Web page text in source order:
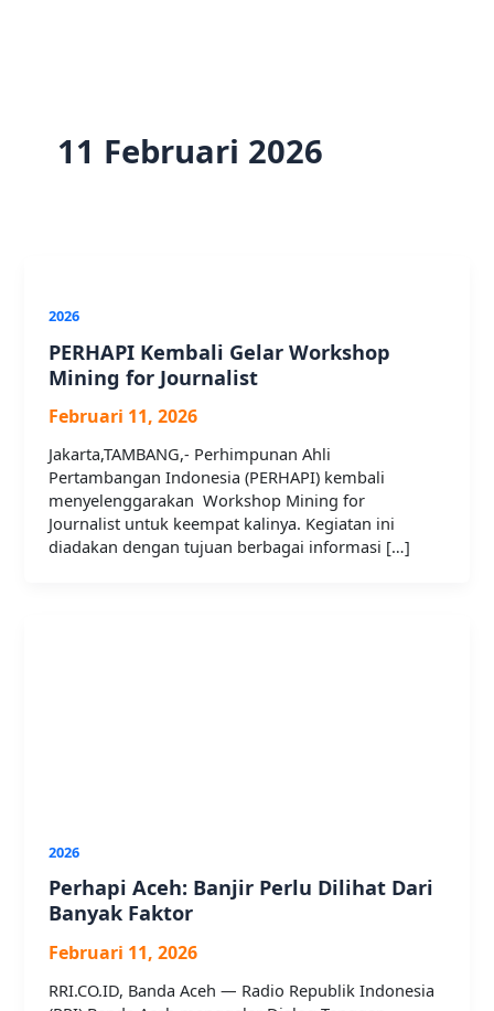
11 Februari 2026
2026
PERHAPI Kembali Gelar Workshop
Mining for Journalist
Februari 11, 2026
Jakarta,TAMBANG,- Perhimpunan Ahli
Pertambangan Indonesia (PERHAPI) kembali
menyelenggarakan Workshop Mining for
Journalist untuk keempat kalinya. Kegiatan ini
diadakan dengan tujuan berbagai informasi […]
2026
Perhapi Aceh: Banjir Perlu Dilihat Dari
Banyak Faktor
Februari 11, 2026
RRI.CO.ID, Banda Aceh — Radio Republik Indonesia